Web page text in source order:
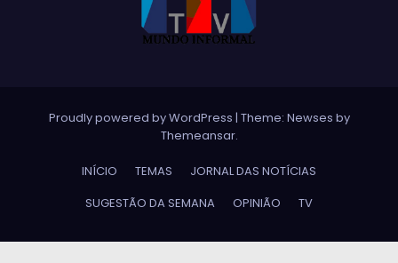
Proudly powered by WordPress | Theme: Newses by
Themeansar.
INÍCIO TEMAS
JORNAL DAS NOTÍCIAS
SUGESTÃO DA SEMANA
OPINIÃO TV